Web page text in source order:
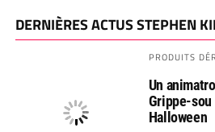
DERNIÈRES ACTUS STEPHEN
PRODUITS
Un
Grippe-
Halloween